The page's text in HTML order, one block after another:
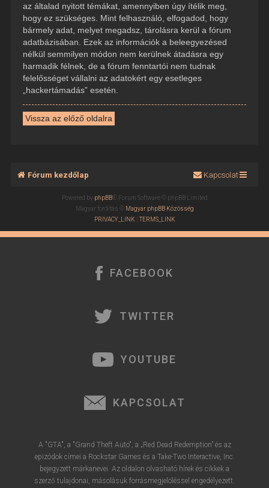
az általad nyitott témákat, amennyiben úgy ítélik meg,
hogy ez szükséges. Mint felhasználó, elfogadod, hogy
bármely adat, melyet megadsz, tárolásra kerül a fórum
adatbázisában. Ezek az információk a beleegyezésed
nélkül semmilyen módon nem kerülnek átadásra egy
harmadik félnek, de a fórum fenntartói nem tudnak
felelősséget vállalni az adatokért egy esetleges
„hackertámadás” esetén.
Vissza az előző oldalra
Fórum kezdőlap Kapcsolat
Powered by phpBB® Forum Software © phpBB Limited
Magyar fordítás © Magyar phpBB Közösség
PRIVACY_LINK |TERMS_LINK
FACEBOOK
TWITTER
YOUTUBE
KAPCSOLAT
A "GTA", a "Grand Theft Auto", a „Red Dead Redemption” és az
epizódok címei a Rockstar Games és a Take-Two Interactive, Inc.
bejegyzett márkanevei. Az oldalon olvasható hírek és cikkek a
szerző tulajdonai, másolásuk forrásmegjelöléssel engedélyezett.